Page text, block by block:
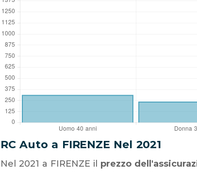
RC Auto a FIRENZE Nel 2021
Nel 2021 a FIRENZE il prezzo